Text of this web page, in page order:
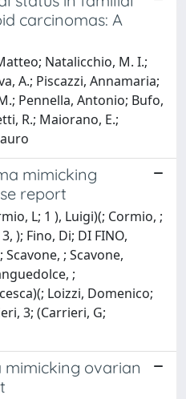
carcinomas: A
Natalicchio, M. I.;
A.; Piscazzi, Annamaria;
Pennella, Antonio; Bufo,
R.; Maiorano, E.;
mimicking
report
L; 1 ), Luigi)(; Cormio, ;
); Fino, Di; DI FINO,
; Scavone,
;
Loizzi, Domenico;
3; (Carrieri, G;
ovarian